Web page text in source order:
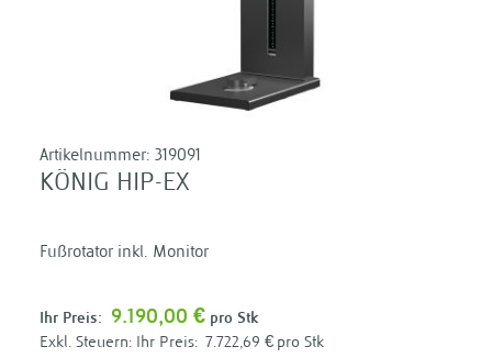
Artikelnummer: 319091
KÖNIG HIP-EX
Fußrotator inkl. Monitor
Ihr Preis: 9.190,00 € pro Stk
Ihr Preis: 7.722,69 € pro Stk